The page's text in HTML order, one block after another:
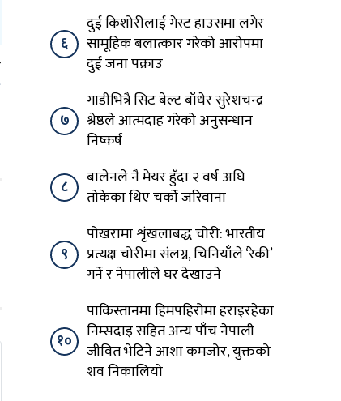
६
दुई किशोरीलाई गेस्ट हाउसमा लगेर
सामूहिक बलात्कार गरेको आरोपमा
दुई जना पक्राउ
७
गाडीभित्रै सिट बेल्ट बाँधेर सुरेशचन्द्र
श्रेष्ठले आत्मदाह गरेको अनुसन्धान
निष्कर्ष
८
बालेनले नै मेयर हुँदा २ वर्ष अघि
तोकेका थिए चर्को जरिवाना
९
पोखरामा शृंखलाबद्ध चोरी: भारतीय
प्रत्यक्ष चोरीमा संलग्न, चिनियाँले ‘रेकी’
गर्ने र नेपालीले घर देखाउने
१०
पाकिस्तानमा हिमपहिरोमा हराइरहेका
निम्सदाइ सहित अन्य पाँच नेपाली
जीवित भेटिने आशा कमजोर, युक्तको
शव निकालियो